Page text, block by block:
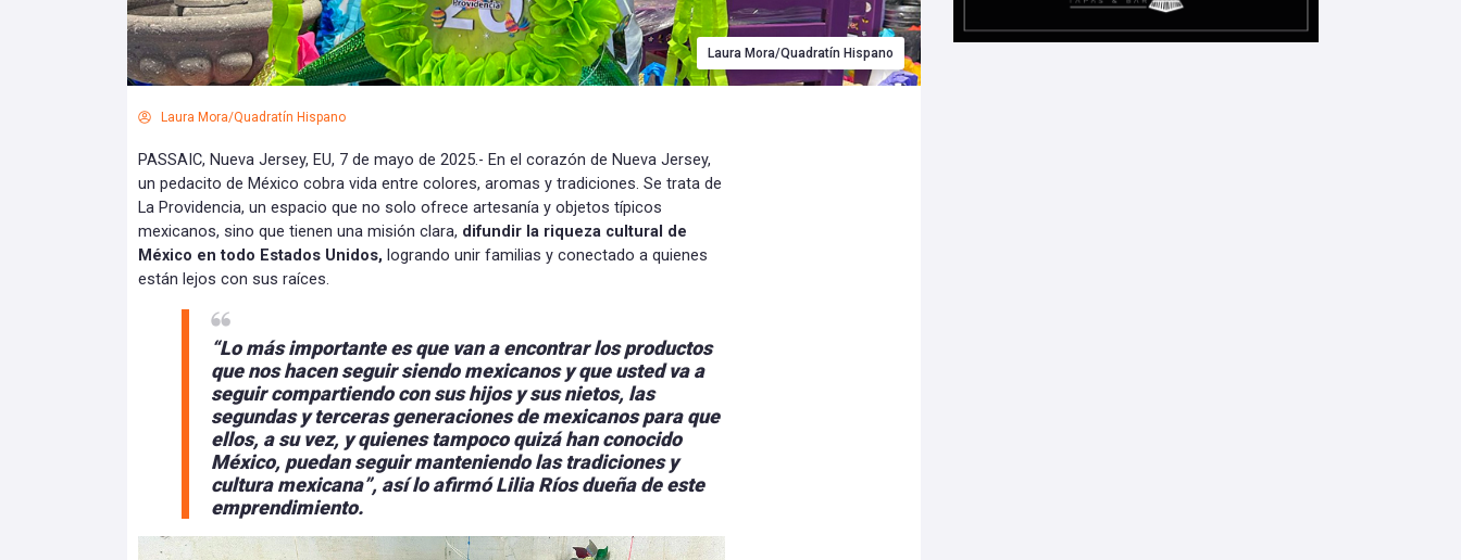
Laura Mora/Quadratín Hispano
Laura Mora/Quadratín Hispano
PASSAIC, Nueva Jersey, EU, 7 de mayo de 2025.- En el corazón de Nueva Jersey,
un pedacito de México cobra vida entre colores, aromas y tradiciones. Se trata de
La Providencia, un espacio que no solo ofrece artesanía y objetos típicos
mexicanos, sino que tienen una misión clara, difundir la riqueza cultural de
México en todo Estados Unidos, logrando unir familias y conectado a quienes
están lejos con sus raíces.
“Lo más importante es que van a encontrar los productos
que nos hacen seguir siendo mexicanos y que usted va a
seguir compartiendo con sus hijos y sus nietos, las
segundas y terceras generaciones de mexicanos para que
ellos, a su vez, y quienes tampoco quizá han conocido
México, puedan seguir manteniendo las tradiciones y
cultura mexicana”, así lo afirmó Lilia Ríos dueña de este
emprendimiento.